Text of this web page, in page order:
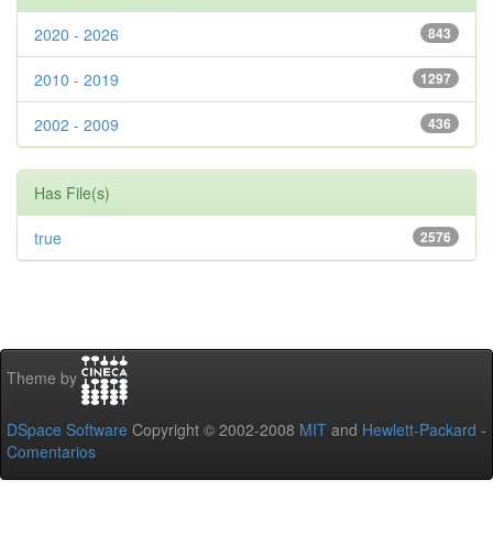
843
2020 - 2026
1297
2010 - 2019
436
2002 - 2009
Has File(s)
2576
true
Theme by
DSpace Software Copyright © 2002-2008 MIT and Hewlett-Packard -
Comentarios